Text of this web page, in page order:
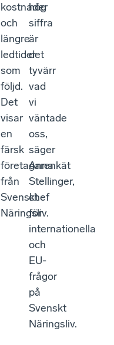
kostnader
och
längre
ledtider
som
följd.
Det
visar
en
färsk
företagarenkät
från
Svenskt
Näringsliv.
hög
siffra
är
det
tyvärr
vad
vi
väntade
oss,
säger
Anna
Stellinger,
chef
för
internationella
och
EU-
frågor
på
Svenskt
Näringsliv.